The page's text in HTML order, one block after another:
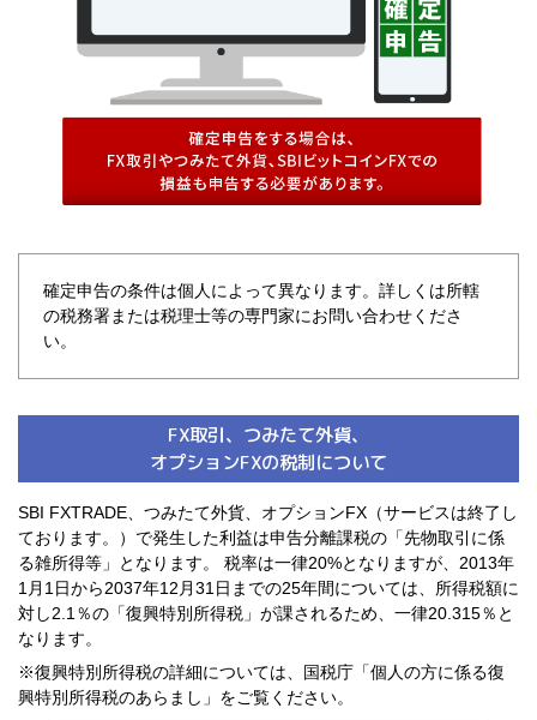
確定申告の条件は個人によって異なります。詳しくは所轄
の税務署または税理士等の専門家にお問い合わせくださ
い。
FX取引、つみたて外貨、
オプションFXの税制について
SBI FXTRADE、つみたて外貨、オプションFX（サービスは終了し
ております。）で発生した利益は申告分離課税の「先物取引に係
る雑所得等」となります。 税率は一律20%となりますが、2013年
1月1日から2037年12月31日までの25年間については、所得税額に
対し2.1％の「復興特別所得税」が課されるため、一律20.315％と
なります。
※復興特別所得税の詳細については、国税庁「個人の方に係る復
興特別所得税のあらまし」をご覧ください。